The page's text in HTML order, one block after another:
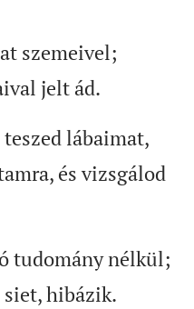
szemeivel;
jelt ád.
lábaimat,
és vizsgálod
tudomány nélkül;
siet, hibázik.